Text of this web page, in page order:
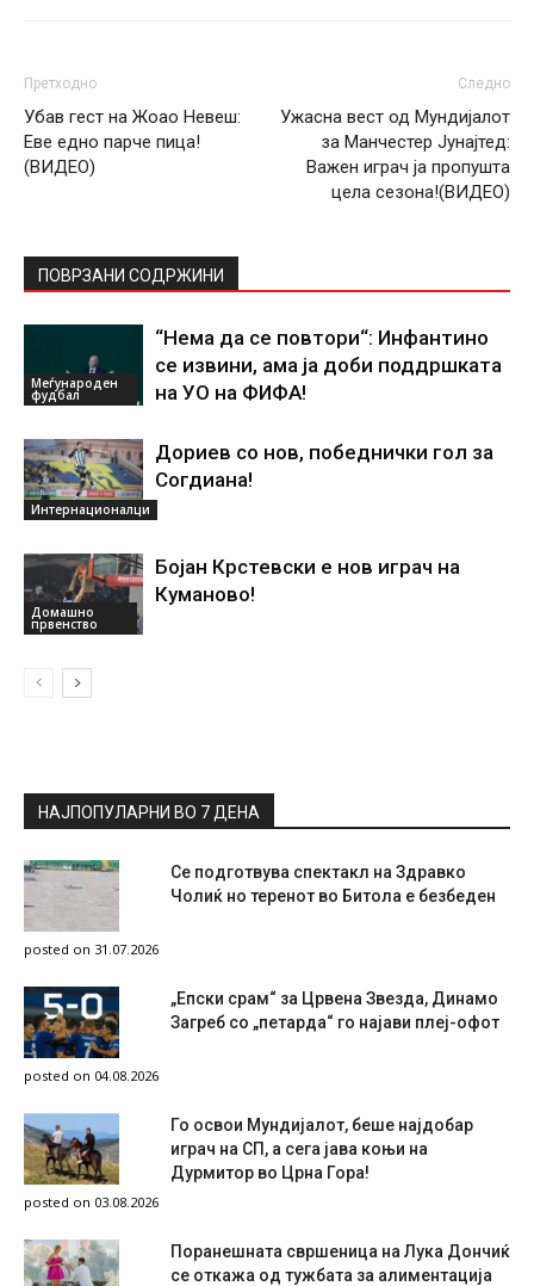
Претходно
Убав гест на Жоао Невеш:
Еве едно парче пица!
(ВИДЕО)
Следно
Ужасна вест од Мундијалот
за Манчестер Јунајтед:
Важен играч ја пропушта
цела сезона!(ВИДЕО)
ПОВРЗАНИ СОДРЖИНИ
Меѓународен
фудбал
“Нема да се повтори“: Инфантино
се извини, ама ја доби поддршката
на УО на ФИФА!
Интернационалци
Дориев со нов, победнички гол за
Согдиана!
Домашно
првенство
Бојан Крстевски е нов играч на
Куманово!
НАЈПОПУЛАРНИ ВО 7 ДЕНА
Се подготвува спектакл на Здравко
Чолиќ но теренот во Битола е безбеден
posted on 31.07.2026
„Епски срам“ за Црвена Звезда, Динамо
Загреб со „петарда“ го најави плеј-офот
posted on 04.08.2026
Го освои Мундијалот, беше најдобар
играч на СП, а сега јава коњи на
Дурмитор во Црна Гора!
posted on 03.08.2026
Поранешната свршеница на Лука Дончиќ
се откажа од тужбата за алиментација